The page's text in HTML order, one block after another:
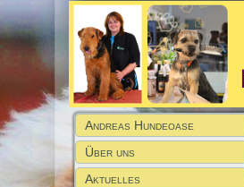
Andreas Hundeoase
Über uns
Aktuelles